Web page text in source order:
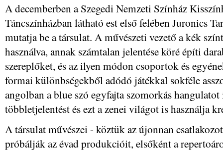
A decemberben a Szegedi Nemzeti Színház
Táncszínházban látható est első felében Juronics
mutatja be a társulat. A művészeti vezető a kék
használva, annak számtalan jelentése köré építi
szereplőket, és az ilyen módon csoportok és
formai különbségekből adódó játékkal sokféle
angolban a blue szó egyfajta szomorkás
többletjelentést és ezt a zenei világot is használja
A társulat művészei - köztük az újonnan
próbálják az évad produkcióit, elsőként a